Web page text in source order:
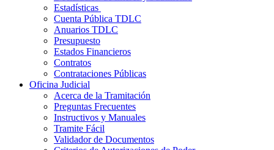
Estadísticas
Cuenta Pública TDLC
Anuarios TDLC
Presupuesto
Estados Financieros
Contratos
Contrataciones Públicas
Oficina Judicial
Acerca de la Tramitación
Preguntas Frecuentes
Instructivos y Manuales
Tramite Fácil
Validador de Documentos